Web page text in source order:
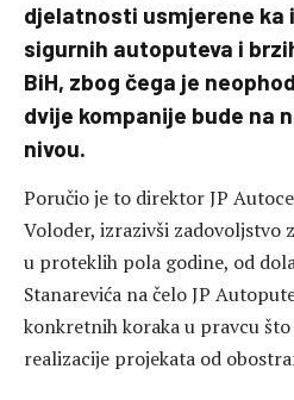
djelatnosti usmjerene ka
sigurnih autoputeva i
BiH, zbog čega je
dvije kompanije bude na
nivou.
Poručio je to direktor JP
Voloder, izrazivši zadovoljstvo
u proteklih pola godine, od
Stanarevića na čelo JP
konkretnih koraka u pravcu
realizacije projekata od